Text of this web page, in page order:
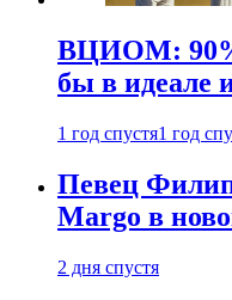
ВЦИОМ: 90%
бы в идеале
1 год спустя1 год
Певец
Margo в
2 дня спустя